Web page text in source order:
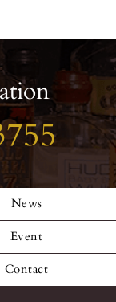
News
Event
Contact